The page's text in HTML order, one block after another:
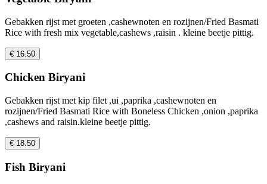
Gebakken rijst met groeten ,cashewnoten en rozijnen/Fried Basmati
Rice with fresh mix vegetable,cashews ,raisin . kleine beetje pittig.
€ 16.50
Chicken Biryani
Gebakken rijst met kip filet ,ui ,paprika ,cashewnoten en
rozijnen/Fried Basmati Rice with Boneless Chicken ,onion ,paprika
,cashews and raisin.kleine beetje pittig.
€ 18.50
Fish Biryani